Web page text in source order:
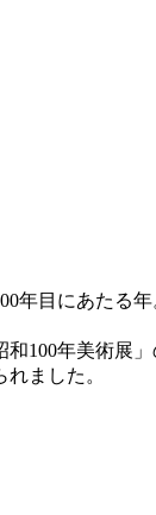
年目にあたる
100年美術展
ました。